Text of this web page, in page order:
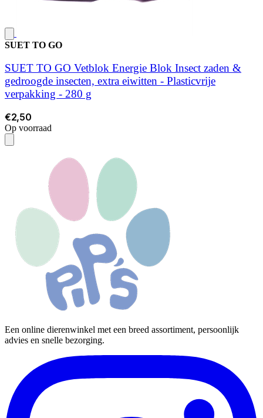
SUET TO GO
SUET TO GO Vetblok Energie Blok Insect zaden &
gedroogde insecten, extra eiwitten - Plasticvrije
verpakking - 280 g
€2,50
Op voorraad
Een online dierenwinkel met een breed assortiment, persoonlijk
advies en snelle bezorging.